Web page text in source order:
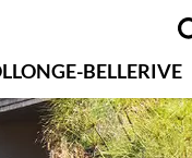
BELLERIVE